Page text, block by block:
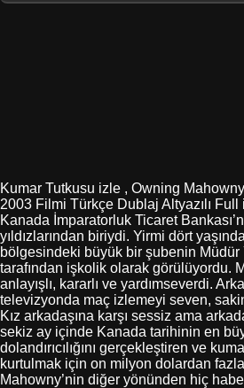
Kumar Tutkusu izle , Owning
2003 Filmi Türkçe Dublaj Altyazılı
Kanada İmparatorluk Ticaret
yıldızlarından biriydi. Yirmi dört
bölgesindeki büyük bir şubenin Müdür
tarafından işkolik olarak görülüyordu.
anlayışlı, kararlı ve yardımseverdi.
televizyonda maç izlemeyi seven,
Kız arkadaşına karşı sessiz ama
sekiz ay içinde Kanada tarihinin en
dolandırıcılığını gerçekleştiren ve
kurtulmak için on milyon dolardan
Mahowny’nin diğer yönünden hiç